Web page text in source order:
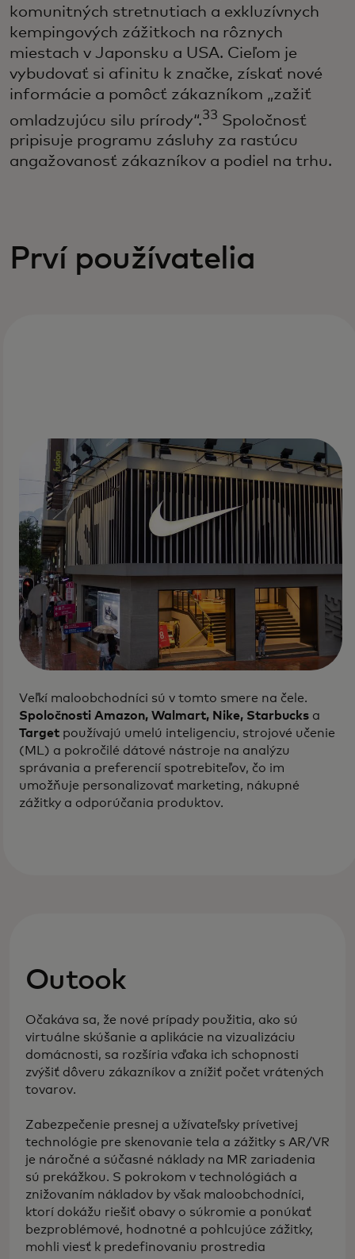
komunitných stretnutiach a exkluzívnych
kempingových zážitkoch na rôznych
miestach v Japonsku a USA. Cieľom je
vybudovať si afinitu k značke, získať nové
informácie a pomôcť zákazníkom „zažiť
omladzujúcu silu prírody“.33 Spoločnosť
pripisuje programu zásluhy za rastúcu
angažovanosť zákazníkov a podiel na trhu.
Prví používatelia
Veľkí maloobchodníci sú v tomto smere na čele.
Spoločnosti Amazon, Walmart, Nike, Starbucks a
Target používajú umelú inteligenciu, strojové učenie
(ML) a pokročilé dátové nástroje na analýzu
správania a preferencií spotrebiteľov, čo im
umožňuje personalizovať marketing, nákupné
zážitky a odporúčania produktov.
Outook
Očakáva sa, že nové prípady použitia, ako sú
virtuálne skúšanie a aplikácie na vizualizáciu
domácnosti, sa rozšíria vďaka ich schopnosti
zvýšiť dôveru zákazníkov a znížiť počet vrátených
tovarov.
Zabezpečenie presnej a užívateľsky prívetivej
technológie pre skenovanie tela a zážitky s AR/VR
je náročné a súčasné náklady na MR zariadenia
sú prekážkou. S pokrokom v technológiách a
znižovaním nákladov by však maloobchodníci,
ktorí dokážu riešiť obavy o súkromie a ponúkať
bezproblémové, hodnotné a pohlcujúce zážitky,
mohli viesť k predefinovaniu prostredia